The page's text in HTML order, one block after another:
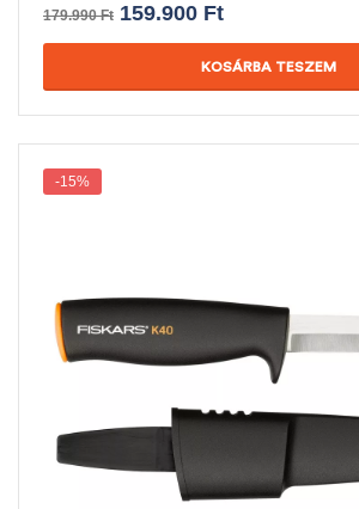
179.990Ft 159.900 Ft
KOSÁRBA TESZEM
-15%